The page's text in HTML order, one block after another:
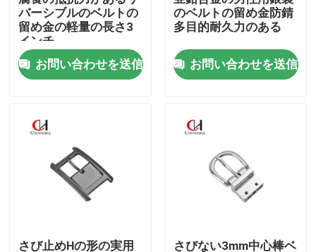
工場旅行
品質管理
引用を要求しなさい
本革ベルト
編みこみの革ベルト
バーシブルのベルトの
留め金の軽量の長さ3
インチ
お問い合わせを送信
のベルトの留め金防錆
多目的耐久力のある
お問い合わせを送信
さび止めHの形の実用 さびない3mm中心棒ベ